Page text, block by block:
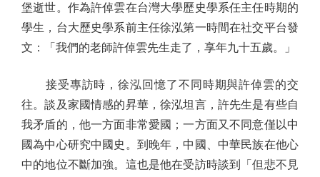
堡逝世。作為許倬雲在台灣大學歷史學系任主任時期的
學生，台大歷史學系前主任徐泓第一時間在社交平台發
文：「我們的老師許倬雲先生走了，享年九十五歲。」
接受專訪時，徐泓回憶了不同時期與許倬雲的交
往。談及家國情感的昇華，徐泓坦言，許先生是有些自
我矛盾的，他一方面非常愛國；一方面又不同意僅以中
國為中心研究中國史。到晚年，中國、中華民族在他心
中的地位不斷加強。這也是他在受訪時談到「但悲不見